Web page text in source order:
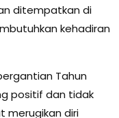
ditempatkan di
kehadiran
Tahun
positif dan tidak
merugikan diri